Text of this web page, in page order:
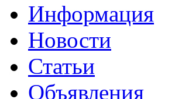
Информация
Новости
Статьи
Объявления